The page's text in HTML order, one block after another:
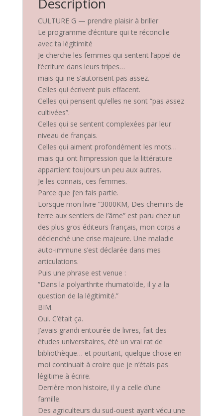
CULTURE G — prendre plaisir à briller
Le programme d’écriture qui te réconcilie
avec ta légitimité
Je cherche les femmes qui sentent l’appel de
l’écriture dans leurs tripes…
mais qui ne s’autorisent pas assez.
Celles qui écrivent puis effacent.
Celles qui pensent qu’elles ne sont “pas assez
cultivées”.
Celles qui se sentent complexées par leur
niveau de français.
Celles qui aiment profondément les mots…
mais qui ont l’impression que la littérature
appartient toujours un peu aux autres.
Je les connais, ces femmes.
Parce que j’en fais partie.
Lorsque mon livre “3000KM, Des chemins de
terre aux sentiers de l’âme” est paru chez un
des plus gros éditeurs français, mon corps a
déclenché une crise majeure. Une maladie
auto-immune s’est déclarée dans mes
articulations.
Puis une phrase est venue :
“Dans la polyarthrite rhumatoïde, il y a la
question de la légitimité.”
BIM.
Oui. C’était ça.
J’avais grandi entourée de livres, fait des
études universitaires, été un vrai rat de
bibliothèque… et pourtant, quelque chose en
moi continuait à croire que je n’étais pas
légitime à écrire.
Derrière mon histoire, il y a celle d’une
famille.
Des agriculteurs du sud-ouest ayant vécu une